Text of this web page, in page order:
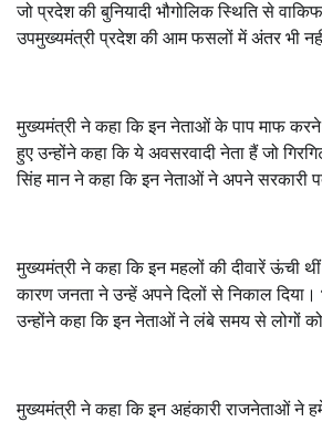
जो प्रदेश की बुनियादी भौगोलिक स्थिति से
उपमुख्यमंत्री प्रदेश की आम फसलों में अंतर भी नहीं
मुख्यमंत्री ने कहा कि इन नेताओं के पाप माफ करने
हुए उन्होंने कहा कि ये अवसरवादी नेता हैं जो
सिंह मान ने कहा कि इन नेताओं ने अपने
मुख्यमंत्री ने कहा कि इन महलों की दीवारें ऊंची
कारण जनता ने उन्हें अपने दिलों से निकाल दिया।
उन्होंने कहा कि इन नेताओं ने लंबे समय से लोगों
मुख्यमंत्री ने कहा कि इन अहंकारी राजनेताओं ने